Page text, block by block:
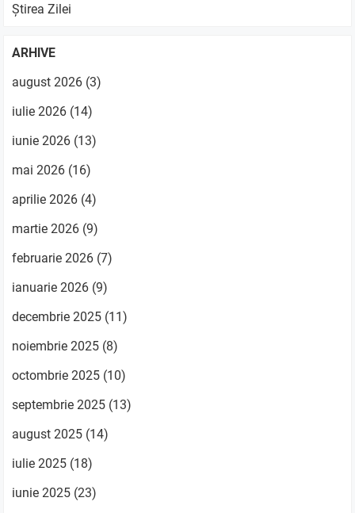
Știrea Zilei
ARHIVE
august 2026 (3)
iulie 2026 (14)
iunie 2026 (13)
mai 2026 (16)
aprilie 2026 (4)
martie 2026 (9)
februarie 2026 (7)
ianuarie 2026 (9)
decembrie 2025 (11)
noiembrie 2025 (8)
octombrie 2025 (10)
septembrie 2025 (13)
august 2025 (14)
iulie 2025 (18)
iunie 2025 (23)